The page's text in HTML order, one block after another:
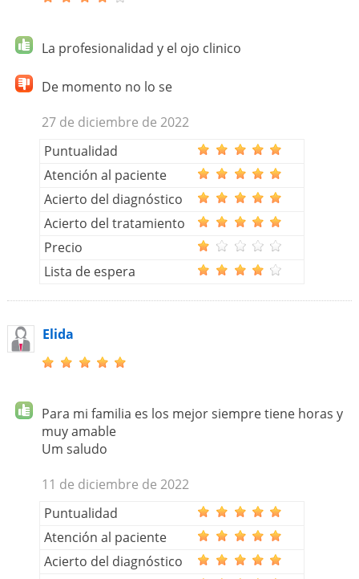
La profesionalidad y el ojo clinico
De momento no lo se
27 de diciembre de 2022
Puntualidad
Atención al paciente
Acierto del diagnóstico
Acierto del tratamiento
Precio
Lista de espera
Elida
Para mi familia es los mejor siempre tiene horas y
muy amable
Um saludo
11 de diciembre de 2022
Puntualidad
Atención al paciente
Acierto del diagnóstico